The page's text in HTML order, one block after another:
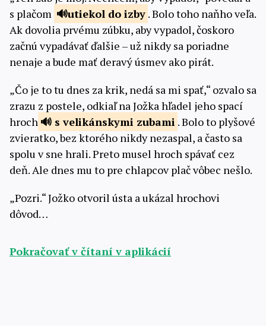
s plačom
utiekol do izby . Bolo toho naňho veľa.
Ak dovolia prvému zúbku, aby vypadol, čoskoro
začnú vypadávať ďalšie – už nikdy sa poriadne
nenaje a bude mať deravý úsmev ako pirát.
„Čo je to tu dnes za krik, nedá sa mi spať,“ ozvalo sa
zrazu z postele, odkiaľ na Jožka hľadel jeho spací
hroch
s velikánskymi zubami . Bolo to plyšové
zvieratko, bez ktorého nikdy nezaspal, a často sa
spolu v sne hrali. Preto musel hroch spávať cez
deň. Ale dnes mu to pre chlapcov plač vôbec nešlo.
„Pozri.“ Jožko otvoril ústa a ukázal hrochovi
dôvod…
Pokračovať v čítaní v aplikácií